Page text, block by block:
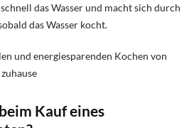
das Wasser und macht sich durch
das Wasser kocht.
und energiesparenden Kochen von
Kauf eines